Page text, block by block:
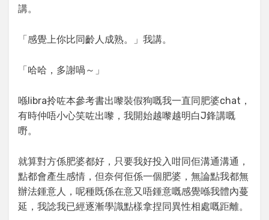
講。
「感覺上你比同齡人成熟。」我講。
「哈哈，多謝喎～」
喺libra拎咗本參考書出嚟裝假狗嘅我一直同肥婆chat，
有時仲唔小心笑咗出嚟，我開始越嚟越明白J鋒講嘅
嘢。
就算對方係肥婆都好，只要我好投入咁同佢溝通溝通，
點都會產生感情，但奈何佢係一個肥婆，無論點我都無
辦法鍾意人，呢種既係在意又唔鍾意嘅感覺喺我體內蔓
延，我諗我已經逐漸學識點樣拿捏同異性相處嘅距離。